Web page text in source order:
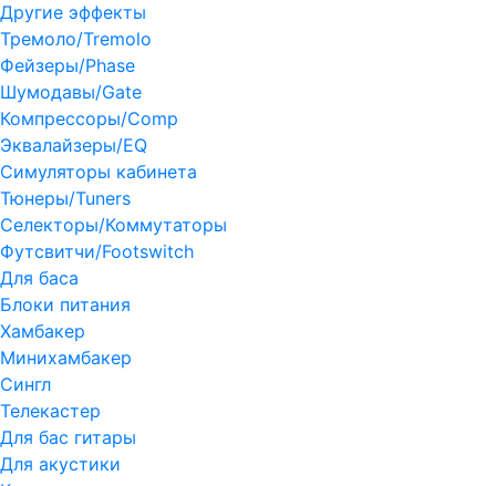
Другие эффекты
Тремоло/Tremolo
Фейзеры/Phase
Шумодавы/Gate
Компрессоры/Comp
Эквалайзеры/EQ
Симуляторы кабинета
Тюнеры/Tuners
Селекторы/Коммутаторы
Футсвитчи/Footswitch
Для баса
Блоки питания
Хамбакер
Минихамбакер
Сингл
Телекастер
Для бас гитары
Для акустики